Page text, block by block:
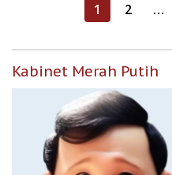
pagination
1 2 …
Kabinet Merah Putih